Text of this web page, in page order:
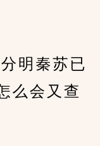
明秦苏已
么会又查